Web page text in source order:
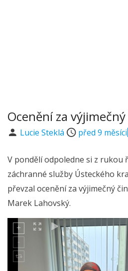
Ocenění za
Lucie Steklá před 9 měsíci
V pondělí odpoledne si z rukou
záchranné služby Ústeckého
převzal ocenění za výjimečný
Marek Lahovský.